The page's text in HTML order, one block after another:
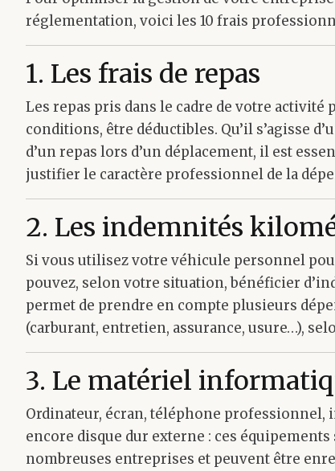
réglementation, voici les 10 frais
1. Les frais de repas
Les repas pris dans le cadre de votre
conditions, être déductibles. Qu’il s’agisse
d’un repas lors d’un déplacement, il est
justifier le caractère professionnel de la
2. Les indemnités
Si vous utilisez votre véhicule personnel
pouvez, selon votre situation, bénéficier
permet de prendre en compte plusieurs
(carburant, entretien, assurance, usure…),
3. Le matériel
Ordinateur, écran, téléphone professionnel,
encore disque dur externe : ces
nombreuses entreprises et peuvent être